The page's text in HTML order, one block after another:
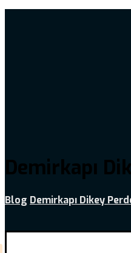
Demirkapı
Blog Demirkapı Dikey